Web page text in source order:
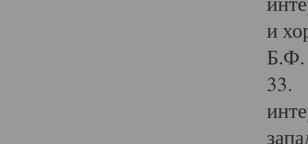
и
Б.Ф.
33.